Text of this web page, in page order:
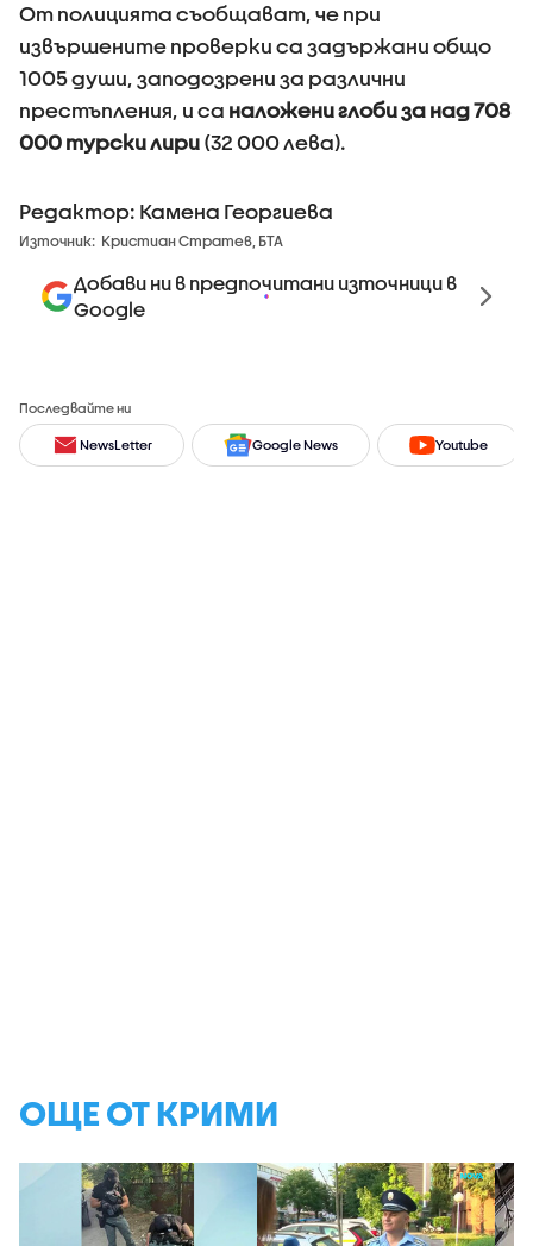
От полицията съобщават, че при
извършените проверки са задържани общо
1005 души, заподозрени за различни
престъпления, и са наложени глоби за над 708
000 турски лири (32 000 лева).
Редактор: Камена Георгиева
Източник: Кристиан Стратев, БТА
Добави ни в предпочитани източници в
Google
Последвайте ни
NewsLetter Google News Youtube
ОЩЕ ОТ КРИМИ